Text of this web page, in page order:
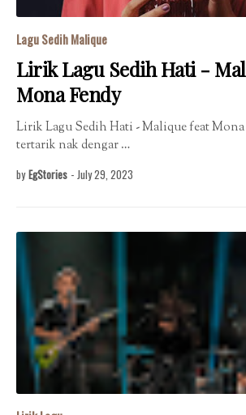
Lagu Sedih Malique
Lirik Lagu Sedih Hati -
Mona Fendy
Lirik Lagu Sedih Hati - Malique feat
tertarik nak dengar …
by EgStories - July 29, 2023